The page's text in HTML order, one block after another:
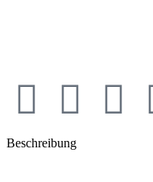
Beschreibung